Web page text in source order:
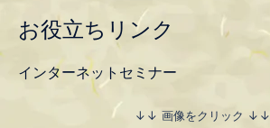
お役立ちリンク
インターネットセミナー
↓↓ 画像をクリック ↓↓